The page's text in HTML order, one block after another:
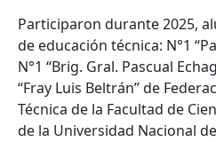
Participaron durante 2025,
de educación técnica: N°1
N°1 “Brig. Gral. Pascual
“Fray Luis Beltrán” de
Técnica de la Facultad de
de la Universidad Nacional de